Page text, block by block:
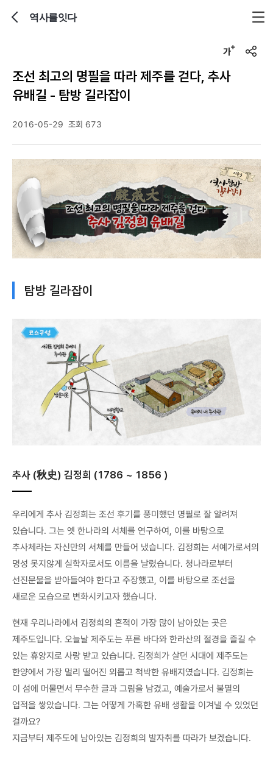
역사를잇다
u
조선 최고의 명필을 따라 제주를 걷다, 추사
유배길 - 탐방 길라잡이
2016-05-29 조회 673
탐방 길라잡이
추사 (秋史) 김정희 (1786 ~ 1856 )
우리에게 추사 김정희는 조선 후기를 풍미했던 명필로 잘 알려져
있습니다. 그는 옛 한나라의 서체를 연구하여, 이를 바탕으로
추사체라는 자신만의 서체를 만들어 냈습니다. 김정희는 서예가로서의
명성 못지않게 실학자로서도 이름을 날렸습니다. 청나라로부터
선진문물을 받아들여야 한다고 주장했고, 이를 바탕으로 조선을
새로운 모습으로 변화시키고자 했습니다.
현재 우리나라에서 김정희의 흔적이 가장 많이 남아있는 곳은
제주도입니다. 오늘날 제주도는 푸른 바다와 한라산의 절경을 즐길 수
있는 휴양지로 사랑 받고 있습니다. 김정희가 살던 시대에 제주도는
한양에서 가장 멀리 떨어진 외롭고 척박한 유배지였습니다. 김정희는
이 섬에 머물면서 무수한 글과 그림을 남겼고, 예술가로서 불멸의
업적을 쌓았습니다. 그는 어떻게 가혹한 유배 생활을 이겨낼 수 있었던
걸까요?
지금부터 제주도에 남아있는 김정희의 발자취를 따라가 보겠습니다.